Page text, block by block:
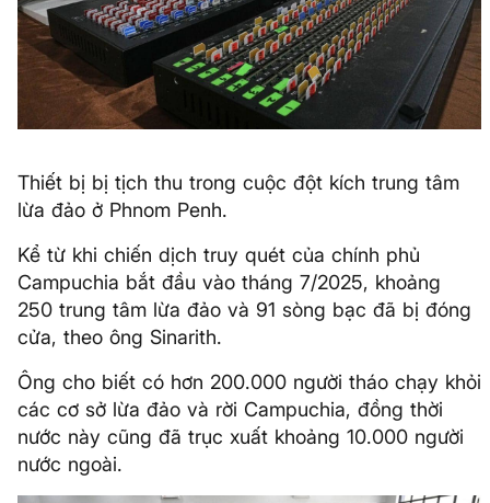
Thiết bị bị tịch thu trong cuộc đột kích trung tâm
lừa đảo ở Phnom Penh.
Kể từ khi chiến dịch truy quét của chính phủ
Campuchia bắt đầu vào tháng 7/2025, khoảng
250 trung tâm lừa đảo và 91 sòng bạc đã bị đóng
cửa, theo ông Sinarith.
Ông cho biết có hơn 200.000 người tháo chạy khỏi
các cơ sở lừa đảo và rời Campuchia, đồng thời
nước này cũng đã trục xuất khoảng 10.000 người
nước ngoài.